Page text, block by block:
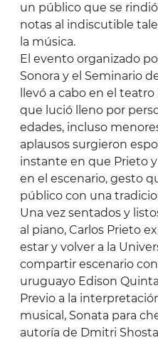
un público que se
notas al indiscutible
la música.
El evento organizado
Sonora y el Seminario
llevó a cabo en el
que lució lleno por
edades, incluso
aplausos surgieron
instante en que Prieto
en el escenario, gesto
público con una
Una vez sentados y
al piano, Carlos Prieto
estar y volver a la
compartir escenario
uruguayo Edison
Previo a la
musical, Sonata para
autoría de Dmitri